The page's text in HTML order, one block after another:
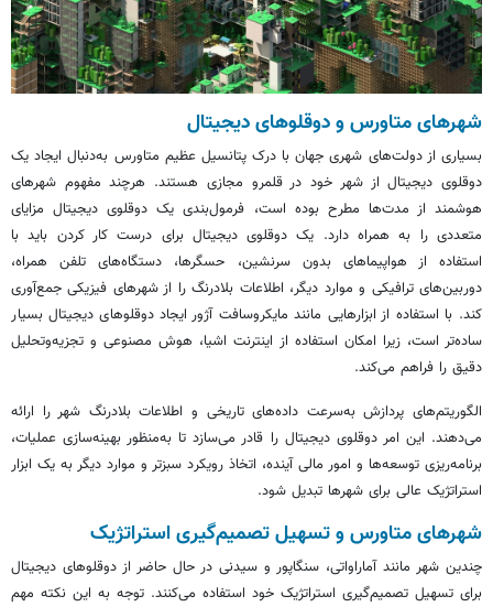
شهرهایمتاورسو دوقلوهای دیجیتال
بسیاری از دولت‌های شهری جهان با درک پتانسیل عظیم متاورس به‌دنبال ایجاد یک
دوقلوی دیجیتال از شهر خود در قلمرو مجازی هستند. هرچند مفهوم شهرهای
هوشمند از مدت‌ها مطرح بوده است، فرمول‌بندی یک دوقلوی دیجیتال مزایای
متعددی را به همراه دارد. یک دوقلوی دیجیتال برای درست کار کردن باید با
استفاده از هواپیماهای بدون سرنشین، حسگرها، دستگاه‌های تلفن همراه،
دوربین‌های ترافیکی و موارد دیگر، اطلاعات بلادرنگ را از شهرهای فیزیکی جمع‌آوری
کند. با استفاده از ابزارهایی مانند مایکروسافتآژور ایجاد دوقلوهای دیجیتال بسیار
ساده‌تر است، زیرا امکان استفاده از اینترنت اشیا، هوش مصنوعی و تجزیه‌وتحلیل
دقیق را فراهم می‌کند.
الگوریتم‌های پردازش به‌سرعت داده‌های تاریخی و اطلاعات بلادرنگ شهر را ارائه
می‌دهند. این امر دوقلوی دیجیتال را قادر می‌سازد تا به‌منظور بهینه‌سازی عملیات،
برنامه‌ریزی توسعه‌ها و امور مالی آینده، اتخاذ رویکرد سبزتر و موارد دیگر به یک ابزار
استراتژیک عالی برای شهرها تبدیل شود.
شهرهایمتاورسو تسهیل تصمیم‌گیری استراتژیک
چندین شهر مانندآماراواتی، سنگاپور و سیدنی در حال حاضر از دوقلوهای دیجیتال
برای تسهیل تصمیم‌گیری استراتژیک خود استفاده می‌کنند. توجه به این نکته مهم